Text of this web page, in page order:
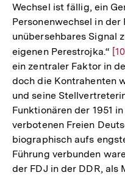
Wechsel ist fällig, ein
Personenwechsel in der
unübersehbares Signal
eigenen Perestrojka.“
ein zentraler Faktor in
doch die Kontrahenten
und seine
Funktionären der 1951
verbotenen Freien
biographisch aufs
Führung verbunden
der FDJ in der DDR, als